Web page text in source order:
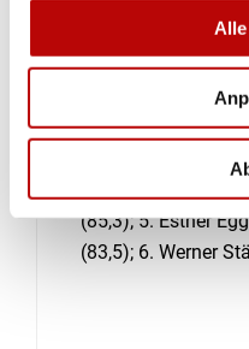
Vorderlader-
Josef Ruoss,
Eichelberger,
(85,3); 5. Esther
(83,5); 6. Werner